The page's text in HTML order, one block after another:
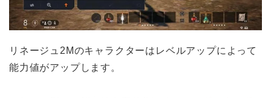
リネージュ2Mのキャラクターはレベルアップによって
能力値がアップします。